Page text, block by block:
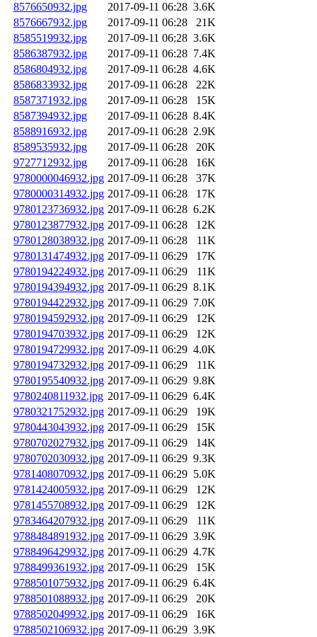
8576650932.jpg
2017-09-11 06:28 3.6K
8576667932.jpg
2017-09-11 06:28
21K
8585519932.jpg
2017-09-11 06:28 3.6K
8586387932.jpg
2017-09-11 06:28 7.4K
8586804932.jpg
2017-09-11 06:28 4.6K
8586833932.jpg
2017-09-11 06:28
22K
8587371932.jpg
2017-09-11 06:28
15K
8587394932.jpg
2017-09-11 06:28 8.4K
8588916932.jpg
2017-09-11 06:28 2.9K
8589535932.jpg
2017-09-11 06:28
20K
9727712932.jpg
2017-09-11 06:28
16K
9780000046932.jpg 2017-09-11 06:28
37K
9780000314932.jpg 2017-09-11 06:28
17K
9780123736932.jpg 2017-09-11 06:28 6.2K
9780123877932.jpg 2017-09-11 06:28
12K
9780128038932.jpg 2017-09-11 06:28
11K
9780131474932.jpg 2017-09-11 06:29
17K
9780194224932.jpg 2017-09-11 06:29
11K
9780194394932.jpg 2017-09-11 06:29 8.1K
9780194422932.jpg 2017-09-11 06:29 7.0K
9780194592932.jpg 2017-09-11 06:29
12K
9780194703932.jpg 2017-09-11 06:29
12K
9780194729932.jpg 2017-09-11 06:29 4.0K
9780194732932.jpg 2017-09-11 06:29
11K
9780195540932.jpg 2017-09-11 06:29 9.8K
9780240811932.jpg 2017-09-11 06:29 6.4K
9780321752932.jpg 2017-09-11 06:29
19K
9780443043932.jpg 2017-09-11 06:29
15K
9780702027932.jpg 2017-09-11 06:29
14K
9780702030932.jpg 2017-09-11 06:29 9.3K
9781408070932.jpg 2017-09-11 06:29 5.0K
9781424005932.jpg 2017-09-11 06:29
12K
9781455708932.jpg 2017-09-11 06:29
12K
9783464207932.jpg 2017-09-11 06:29
11K
9788484891932.jpg 2017-09-11 06:29 3.9K
9788496429932.jpg 2017-09-11 06:29 4.7K
9788499361932.jpg 2017-09-11 06:29
15K
9788501075932.jpg 2017-09-11 06:29 6.4K
9788501088932.jpg 2017-09-11 06:29
20K
9788502049932.jpg 2017-09-11 06:29
16K
9788502106932.jpg 2017-09-11 06:29 3.9K